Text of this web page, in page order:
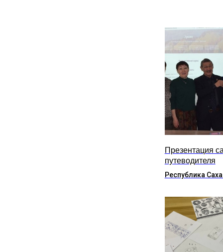
Презентация
путеводителя
Республика